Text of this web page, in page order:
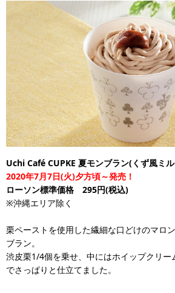
Uchi Café CUPKE 夏モンブラン(くず風ミ
2020年7月7日(火)夕方頃～発売！
ローソン標準価格 295円(税込)
※沖縄エリア除く
栗ペーストを使用した繊細な口どけのマロ
ブラン。
渋皮栗1/4個を乗せ、中にはホイップクリー
でさっぱりと仕立てました。